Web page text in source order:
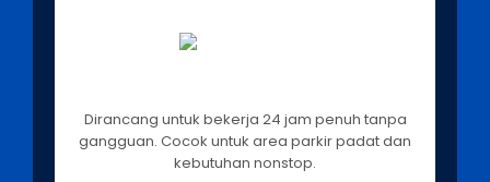
Dirancang untuk bekerja 24 jam penuh tanpa
gangguan. Cocok untuk area parkir padat dan
kebutuhan nonstop.